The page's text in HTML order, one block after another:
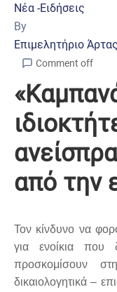
Νέα -Ειδήσεις
By
Επιμελητήριο Άρτας
Comment off
από την
Τον κίνδυνο να
για ενοίκια που
προσκομίσουν
δικαιολογητικά –